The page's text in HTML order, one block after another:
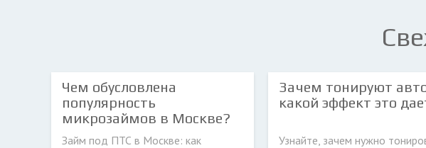
Чем обусловлена
популярность
микрозаймов в Москве?
Займ под ПТС в Москве: как
Зачем тонируют
какой эффект это
Узнайте, зачем нужно